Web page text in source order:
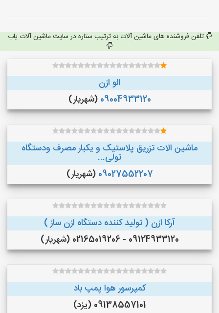
تلفن فروشنده های ماشین آلات به ترتیب ستاره در سایت ماشین آلات یاب
الو ازن
09004933120 (شهریار)
ماشین الات تزریق پلاستیک و یکبار مصرف ودستگاه
تولی...
09027552207 (شهریار)
آرکا ازن ( تولید کننده دستگاه ازن ساز )
09124933120 - 02165019206 (شهریار)
کمپرسور هوا پمپ باد
09138557101 (یزد)